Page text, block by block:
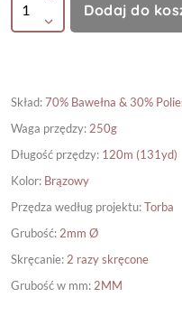
Dodaj do
Skład:70% Bawełna & 30%
Waga przędzy: 250g
Długość przędzy: 120m (131yd)
Kolor: Brązowy
Przędza według projektu:Torba
Grubość: 2mm Ø
Skręcanie: 2 razy skręcone
Grubość w mm: 2MM